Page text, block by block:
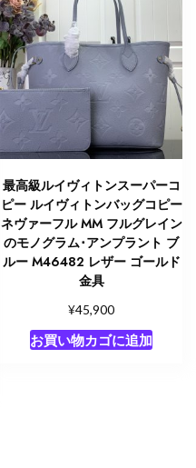
最高級ルイヴィトンスーパーコ
ピー ルイヴィトンバッグコピー
ネヴァーフル MM フルグレイン
のモノグラム･アンプラント ブ
ルー M46482 レザー ゴールド
金具
¥45,900
お買い物カゴに追加